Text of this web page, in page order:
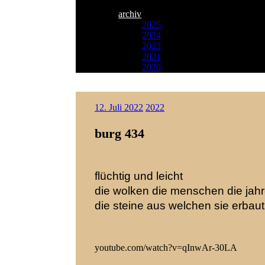
archiv
2025
2024
2022
2021
2020
Inhalt
Paulson
12. Juli 2022 2022
burg 434
flüchtig und leicht
die wolken die menschen die
die steine aus welchen sie erbaut
youtube.com/watch?v=qInwAr-30LA